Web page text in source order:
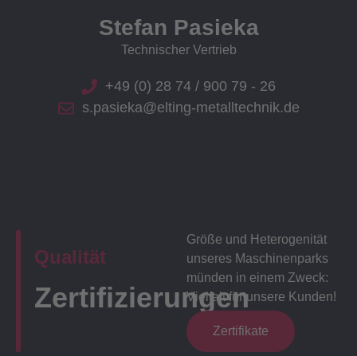
Stefan Pasieka
Technischer Vertrieb
+49 (0) 28 74 / 900 79 - 26
s.pasieka@elting-metalltechnik.de
Qualität
Zertifizierungen
Größe und Heterogenität
unseres Maschinenparks
münden in einem Zweck:
Vielfalt für unsere Kunden!
Zertifikate